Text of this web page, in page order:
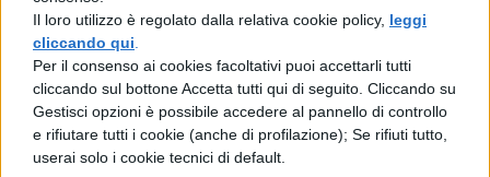
Il loro utilizzo è regolato dalla relativa cookie policy, leggi
cliccando qui
Per il consenso ai cookies facoltativi puoi accettarli tutti
cliccando sul bottone Accetta tutti qui di seguito. Cliccando su
Gestisci opzioni è possibile accedere al pannello di controllo
e rifiutare tutti i cookie (anche di profilazione); Se rifiuti tutto,
userai solo i cookie tecnici di default.